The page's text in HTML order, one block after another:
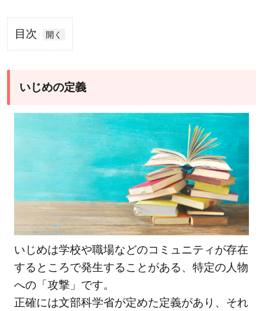
目次
1
じ
の
定
2
いじ
めに
様々
類が
ある
3
い
いじめの定義
いじめは学校や職場などのコミュニティが存在
するところで発生することがある、特定の人物
への「攻撃」です。
正確には文部科学省が定めた定義があり、それ